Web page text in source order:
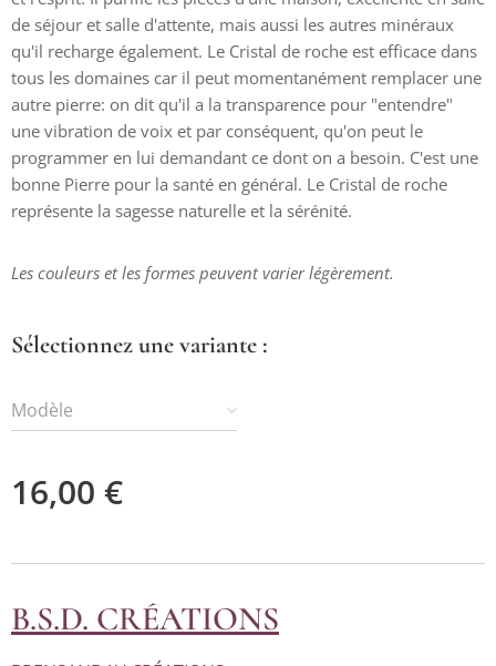
de séjour et salle d'attente, mais aussi les autres minéraux
qu'il recharge également. Le Cristal de roche est efficace dans
tous les domaines car il peut momentanément remplacer une
autre pierre: on dit qu'il a la transparence pour "entendre"
une vibration de voix et par conséquent, qu'on peut le
programmer en lui demandant ce dont on a besoin. C'est une
bonne Pierre pour la santé en général. Le Cristal de roche
représente la sagesse naturelle et la sérénité.
Les couleurs et les formes peuvent varier légèrement.
Sélectionnez une variante :
Modèle
16,00 €
B.S.D. CRÉATIONS